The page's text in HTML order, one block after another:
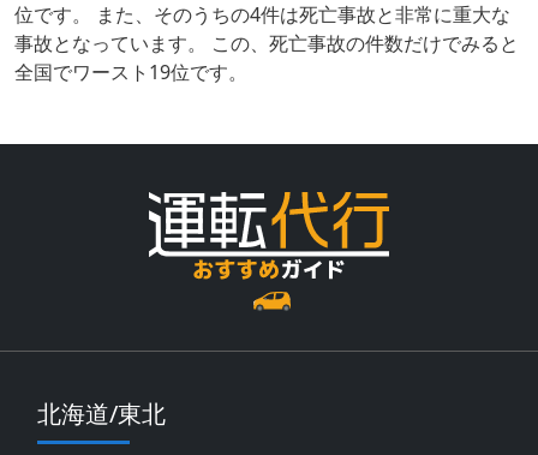
位です。 また、そのうちの4件は死亡事故と非常に重大な
事故となっています。 この、死亡事故の件数だけでみると
全国でワースト19位です。
北海道/東北